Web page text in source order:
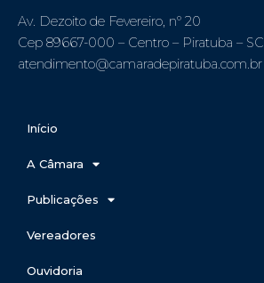
Av. Dezoito de Fevereiro, nº 20
Cep 89667-000 – Centro – Piratuba – SC
atendimento@camaradepiratuba.com.br
Início
A Câmara
Publicações
Vereadores
Ouvidoria